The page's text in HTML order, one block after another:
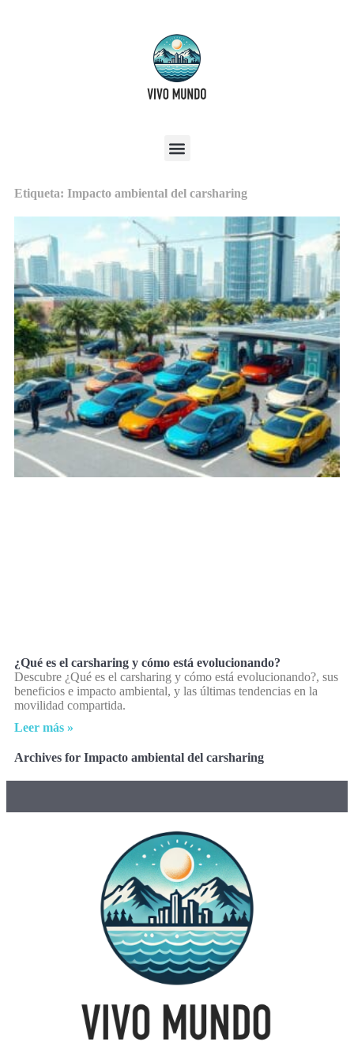
Etiqueta: Impacto ambiental del carsharing
¿Qué es el carsharing y cómo está evolucionando?
Descubre ¿Qué es el carsharing y cómo está evolucionando?, sus
beneficios e impacto ambiental, y las últimas tendencias en la
movilidad compartida.
Leer más »
Archives for Impacto ambiental del carsharing